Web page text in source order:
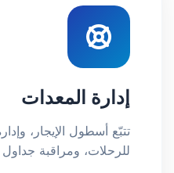
إدارة المعدات
تتبّع أسطول الإيجار،
للرحلات، ومراقبة جداول